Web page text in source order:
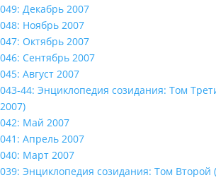
049: Декабрь 2007
048: Ноябрь 2007
047: Октябрь 2007
046: Сентябрь 2007
045: Август 2007
043-44: Энциклопедия созидания: Том
2007)
042: Май 2007
041: Апрель 2007
040: Март 2007
039: Энциклопедия созидания: Том Второй